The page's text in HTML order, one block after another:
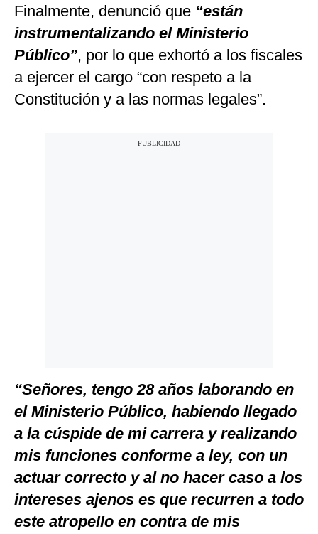
Finalmente, denunció que “están
instrumentalizando el Ministerio
Público”, por lo que exhortó a los fiscales
a ejercer el cargo “con respeto a la
Constitución y a las normas legales”.
“Señores, tengo 28 años laborando en
el Ministerio Público, habiendo llegado
a la cúspide de mi carrera y realizando
mis funciones conforme a ley, con un
actuar correcto y al no hacer caso a los
intereses ajenos es que recurren a todo
este atropello en contra de mis